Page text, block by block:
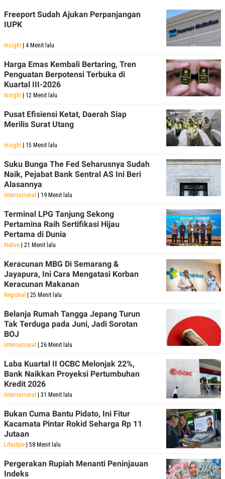
E
T
T
E
A
P
E
R
V
E
R
T
I
I
N
K
M
D
I
A
I
D
OF
USE
PEDOMAN
PEMBERITAAN
SIBER
PRIVACY
POLICY
Freeport Sudah Ajukan Perpanjangan
IUPK
Insight | 4 Menit lalu
Harga Emas Kembali Bertaring, Tren
Penguatan Berpotensi Terbuka di
Kuartal III-2026
Insight | 12 Menit lalu
Pusat Efisiensi Ketat, Daerah Siap
Merilis Surat Utang
Insight | 15 Menit lalu
Suku Bunga The Fed Seharusnya Sudah
Naik, Pejabat Bank Sentral AS Ini Beri
Alasannya
Internasional | 19 Menit lalu
Terminal LPG Tanjung Sekong
Pertamina Raih Sertifikasi Hijau
Pertama di Dunia
Native | 21 Menit lalu
Keracunan MBG Di Semarang &
Jayapura, Ini Cara Mengatasi Korban
Keracunan Makanan
Regional | 25 Menit lalu
Belanja Rumah Tangga Jepang Turun
Tak Terduga pada Juni, Jadi Sorotan
BOJ
Internasional | 26 Menit lalu
Laba Kuartal II OCBC Melonjak 22%,
Bank Naikkan Proyeksi Pertumbuhan
Kredit 2026
Internasional | 31 Menit lalu
Bukan Cuma Bantu Pidato, Ini Fitur
Kacamata Pintar Rokid Seharga Rp 11
Jutaan
Lifestyle | 58 Menit lalu
Pergerakan Rupiah Menanti Peninjauan
Indeks